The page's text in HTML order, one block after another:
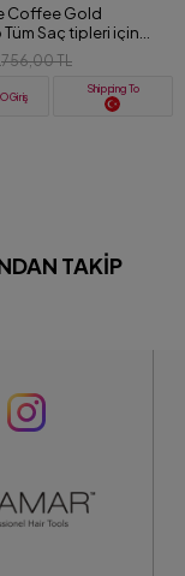
Coffee Gold
Saç tipleri için
Şampuan 100
756,00 TL
Giriş
Shipping To
TAKIP